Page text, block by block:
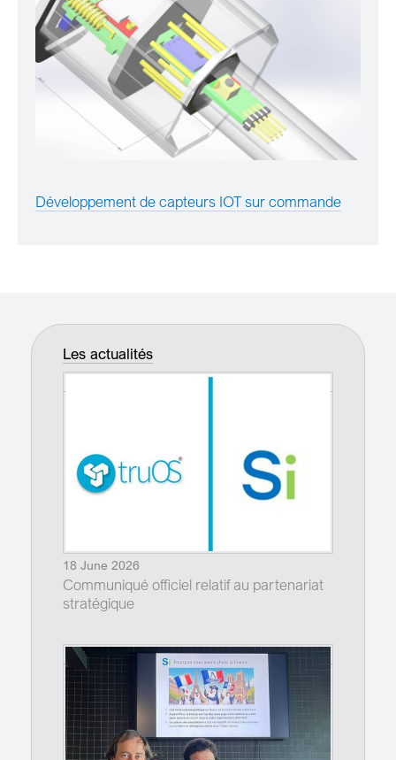
Développement de capteurs IOT sur commande
Les actualités
18 June 2026
Communiqué officiel relatif au partenariat
stratégique